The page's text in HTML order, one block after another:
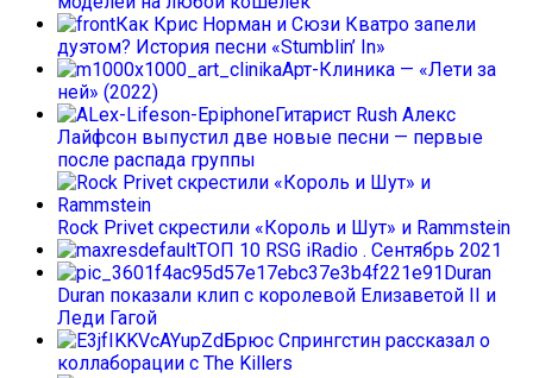
Как Крис Норман и Сюзи Кватро запели
дуэтом? История песни «Stumblin’ In»
Арт-Клиника — «Лети за
ней» (2022)
Гитарист Rush Алекс
Лайфсон выпустил две новые песни — первые
после распада группы
Rock Privet скрестили «Король и Шут» и Rammstein
ТОП 10 RSG iRadio . Сентябрь 2021
Duran
Duran показали клип с королевой Елизаветой II и
Леди Гагой
Брюс Спрингстин рассказал о
коллаборации с The Killers